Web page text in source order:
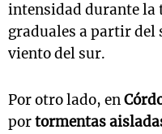
intensidad durante la
graduales a partir del
viento del sur.
Por otro lado, en
portormentas